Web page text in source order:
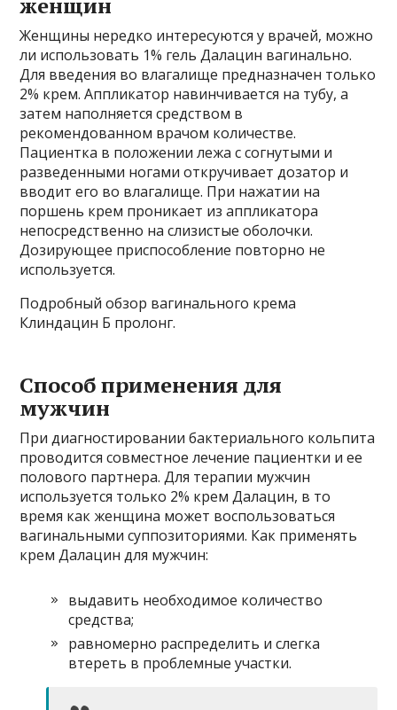
Женщины нередко интересуются у врачей, можно
ли использовать 1% гель Далацин вагинально.
Для введения во влагалище предназначен только
2% крем. Аппликатор навинчивается на тубу, а
затем наполняется средством в
рекомендованном врачом количестве.
Пациентка в положении лежа с согнутыми и
разведенными ногами откручивает дозатор и
вводит его во влагалище. При нажатии на
поршень крем проникает из аппликатора
непосредственно на слизистые оболочки.
Дозирующее приспособление повторно не
используется.
Подробный обзор вагинального крема
Клиндацин Б пролонг.
Способ применения для
мужчин
При диагностировании бактериального кольпита
проводится совместное лечение пациентки и ее
полового партнера. Для терапии мужчин
используется только 2% крем Далацин, в то
время как женщина может воспользоваться
вагинальными суппозиториями. Как применять
крем Далацин для мужчин:
выдавить необходимое количество
средства;
равномерно распределить и слегка
втереть в проблемные участки.